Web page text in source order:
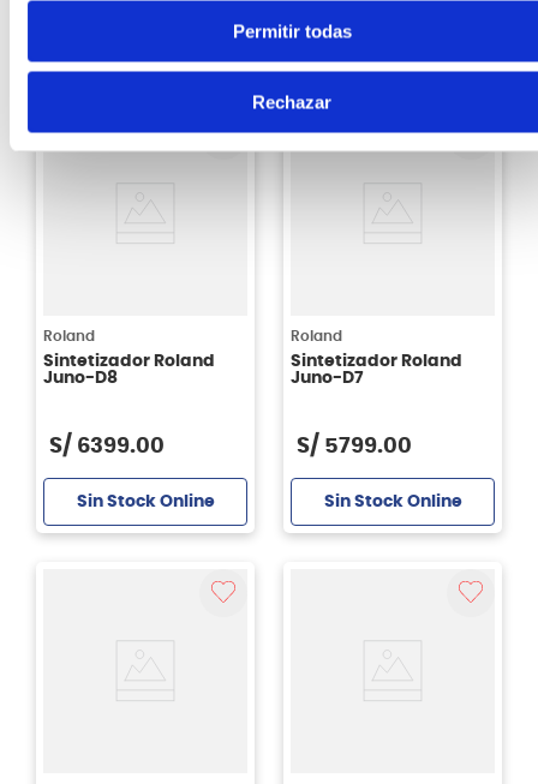
Permitir todas
Rechazar
Sin Stock Online
Roland
Sintetizador Roland
Juno-D8
S/ 6399.00
Sin Stock Online
Roland
Sintetizador Roland
Juno-D7
S/ 5799.00
Sin Stock Online